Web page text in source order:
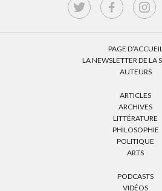
PAGE D’ACCUEIL
LA NEWSLETTER DE LA
AUTEURS
ARTICLES
ARCHIVES
LITTÉRATURE
PHILOSOPHIE
POLITIQUE
ARTS
PODCASTS
VIDÉOS